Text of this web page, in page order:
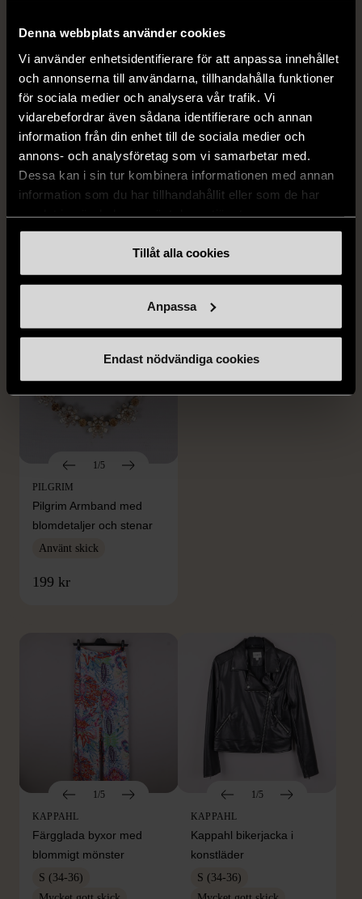
Denna webbplats använder cookies
Vi använder enhetsidentifierare för att anpassa innehållet
och annonserna till användarna, tillhandahålla funktioner
för sociala medier och analysera vår trafik. Vi
vidarebefordrar även sådana identifierare och annan
information från din enhet till de sociala medier och
annons- och analysföretag som vi samarbetar med.
Dessa kan i sin tur kombinera informationen med annan
information som du har tillhandahållit eller som de har
Tillåt alla cookies
Anpassa
Endast nödvändiga cookies
1/4
399 kr
1/5
Gott skick
69 kr
1/5
PILGRIM
Pilgrim Armband med
blomdetaljer och stenar
Använt skick
199 kr
FRÅN SAMMA VARUMÄRKE
1/5
KAPPAHL
Färgglada byxor med
blommigt mönster
S (34-36)
1/5
KAPPAHL
Kappahl bikerjacka i
konstläder
S (34-36)